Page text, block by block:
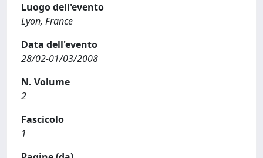
Luogo dell'evento
Lyon, France
Data dell'evento
28/02-01/03/2008
N. Volume
2
Fascicolo
1